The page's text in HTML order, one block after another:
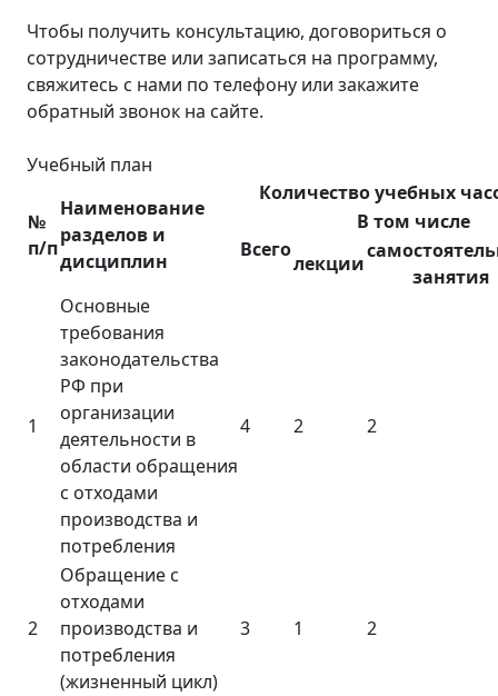
Чтобы получить консультацию, договориться о
сотрудничестве или записаться на программу,
свяжитесь с нами по телефону или закажите
обратный звонок на сайте.
Учебный план
№
п/п
Наименование
разделов и
дисциплин
Количество учебных
Всего
В том числе
лекции
занятия
1
Основные
требования
законодательства
РФ при
организации
деятельности в
области обращения
с отходами
производства и
потребления
4 2 2
2
Обращение с
отходами
производства и
потребления
(жизненный цикл)
3 1 2